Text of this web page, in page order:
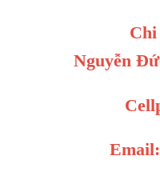
Nguyễn